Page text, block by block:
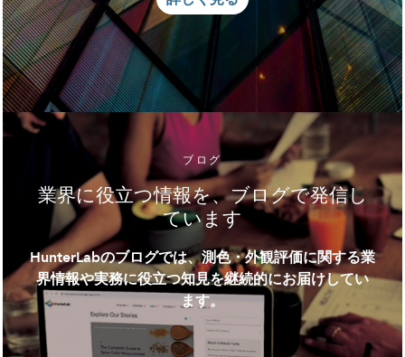
ブログ
業界に役立つ情報を、ブログで発信し
ています
HunterLabのブログでは、測色・外観評価に関する業
界情報や実務に役立つ知見を継続的にお届けしてい
ます。